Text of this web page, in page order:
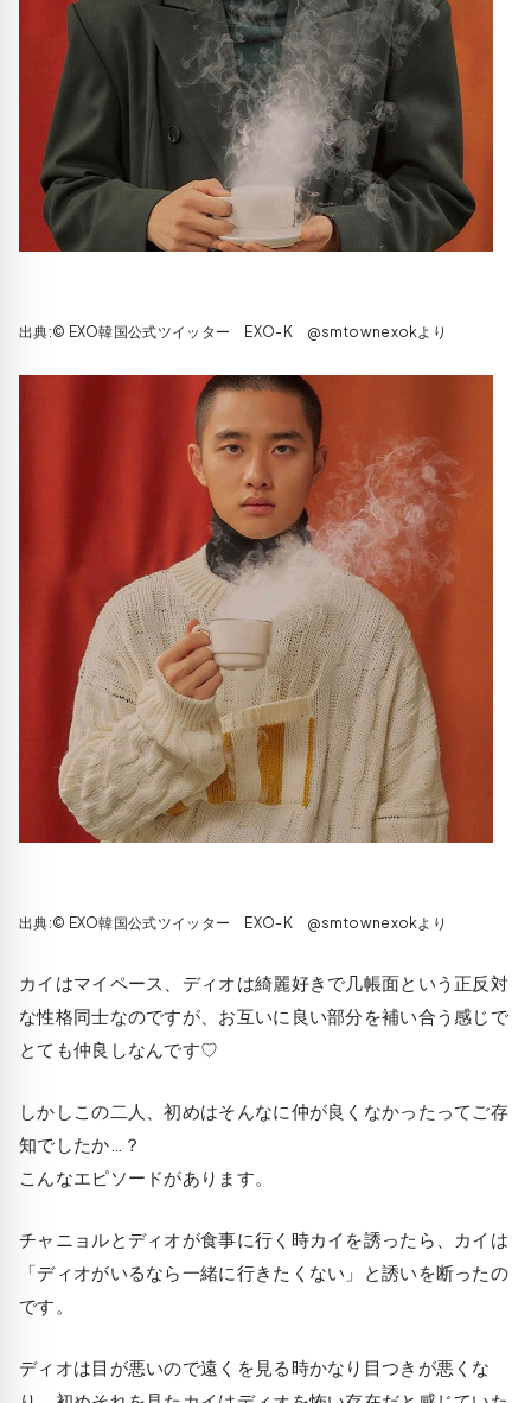
出典:© EXO韓国公式ツイッター EXO-K @smtownexokより
出典:© EXO韓国公式ツイッター EXO-K @smtownexokより
カイはマイペース、ディオは綺麗好きで几帳面という正反対
な性格同士なのですが、お互いに良い部分を補い合う感じで
とても仲良しなんです♡
しかしこの二人、初めはそんなに仲が良くなかったってご存
知でしたか…？
こんなエピソードがあります。
チャニョルとディオが食事に行く時カイを誘ったら、カイは
「ディオがいるなら一緒に行きたくない」と誘いを断ったの
です。
ディオは目が悪いので遠くを見る時かなり目つきが悪くな